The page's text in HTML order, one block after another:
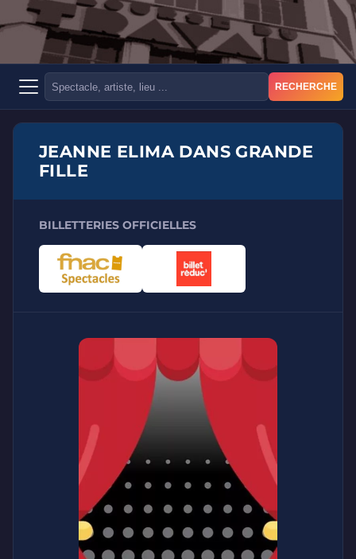
RECHERCHE
JEANNE ELIMA DANS GRANDE
FILLE
BILLETTERIES OFFICIELLES